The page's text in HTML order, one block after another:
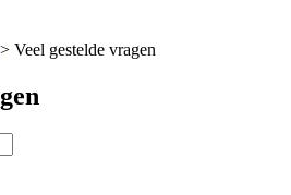
> Veel gestelde vragen